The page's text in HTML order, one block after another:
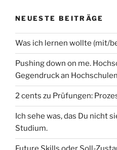
NEUESTE BEITRÄGE
Was ich lernen wollte (mit/
Pushing down on me.
Gegendruck an
2 cents zu Prüfungen:
Ich sehe was, das Du nicht
Studium.